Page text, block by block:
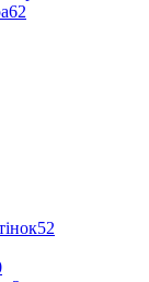
62
52